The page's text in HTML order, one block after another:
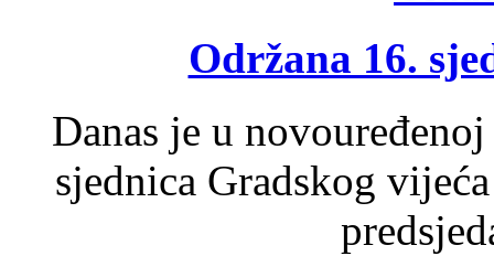
Održana 16.
Danas je u
sjednica Gradskog